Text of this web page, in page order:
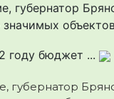
губернатор
году бюджет ...
губернатор